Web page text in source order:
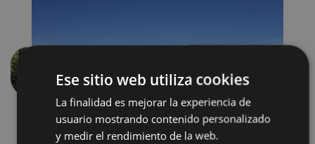
Previous
Ese sitio web utiliza cookies
La finalidad es mejorar la experiencia de
usuario mostrando contenido personalizado
y medir el rendimiento de la web.